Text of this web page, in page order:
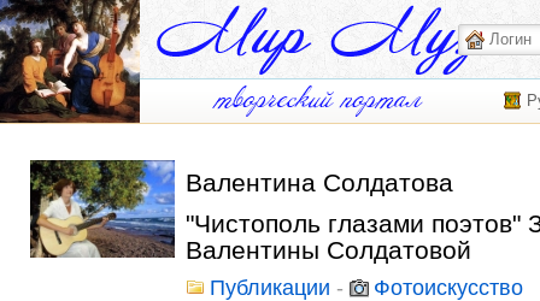
Валентина Солдатова
"Чистополь глазами
Валентины Солдатовой
Публикации - Фотоискусство